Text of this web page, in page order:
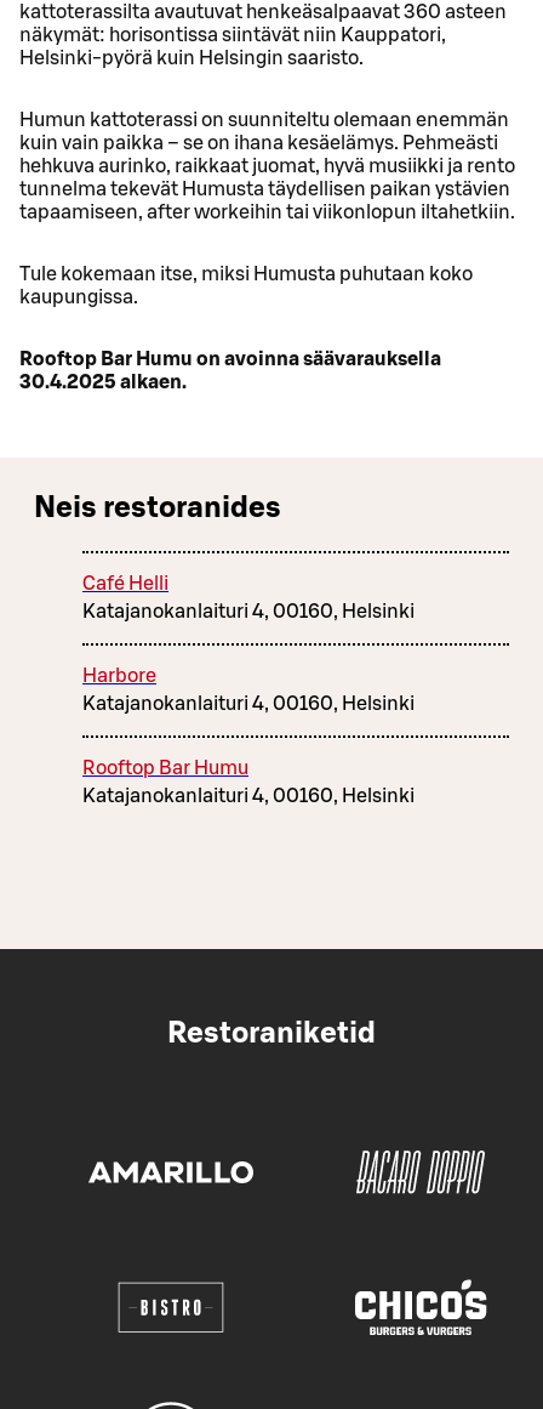
kattoterassilta avautuvat henkeäsalpaavat 360 asteen
näkymät: horisontissa siintävät niin Kauppatori,
Helsinki-pyörä kuin Helsingin saaristo.
Humun kattoterassi on suunniteltu olemaan enemmän
kuin vain paikka – se on ihana kesäelämys. Pehmeästi
hehkuva aurinko, raikkaat juomat, hyvä musiikki ja rento
tunnelma tekevät Humusta täydellisen paikan ystävien
tapaamiseen, after workeihin tai viikonlopun iltahetkiin.
Tule kokemaan itse, miksi Humusta puhutaan koko
kaupungissa.
Rooftop Bar Humu on avoinna säävarauksella
30.4.2025 alkaen.
Neis restoranides
Café Helli
Katajanokanlaituri 4, 00160, Helsinki
Harbore
Katajanokanlaituri 4, 00160, Helsinki
Rooftop Bar Humu
Katajanokanlaituri 4, 00160, Helsinki
Restoraniketid